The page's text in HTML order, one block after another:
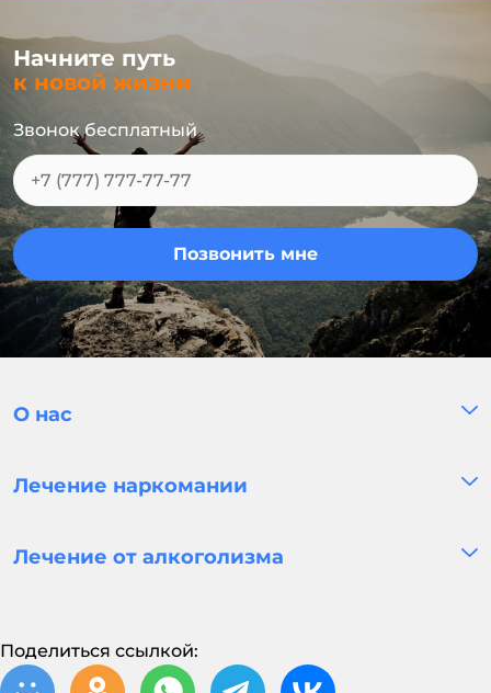
Начните путь
к новой жизни
Звонок бесплатный
Позвонить мне
О нас
Лечение наркомании
Лечение от алкоголизма
Поделиться ссылкой: